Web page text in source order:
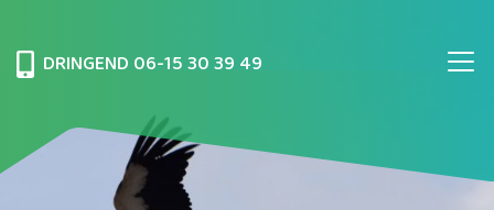
DRINGEND 06-15 30 39 49